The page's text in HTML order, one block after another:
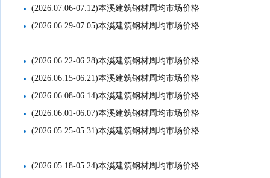
(2026.07.06-07.12)本溪建筑钢材周均市场价格
(2026.06.29-07.05)本溪建筑钢材周均市场价格
(2026.06.22-06.28)本溪建筑钢材周均市场价格
(2026.06.15-06.21)本溪建筑钢材周均市场价格
(2026.06.08-06.14)本溪建筑钢材周均市场价格
(2026.06.01-06.07)本溪建筑钢材周均市场价格
(2026.05.25-05.31)本溪建筑钢材周均市场价格
(2026.05.18-05.24)本溪建筑钢材周均市场价格